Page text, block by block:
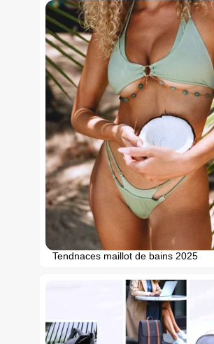
Tendnaces maillot de bains 2025